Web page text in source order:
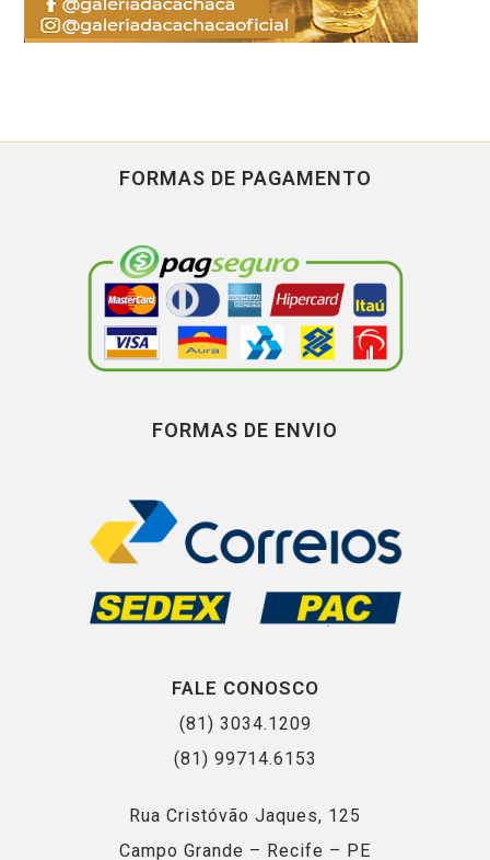
FORMAS DE PAGAMENTO
FORMAS DE ENVIO
FALE CONOSCO
(81) 3034.1209
(81) 99714.6153
Rua Cristóvão Jaques, 125
Campo Grande – Recife – PE